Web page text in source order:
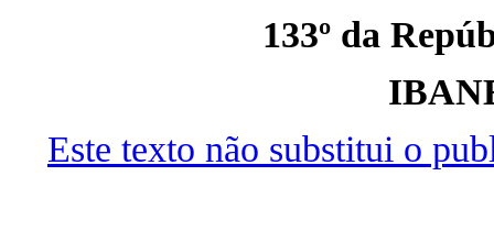
133º da
Este texto não substitui o